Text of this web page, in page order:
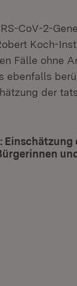
CoV-2-
Koch-
Fälle ohne
ebenfalls
der